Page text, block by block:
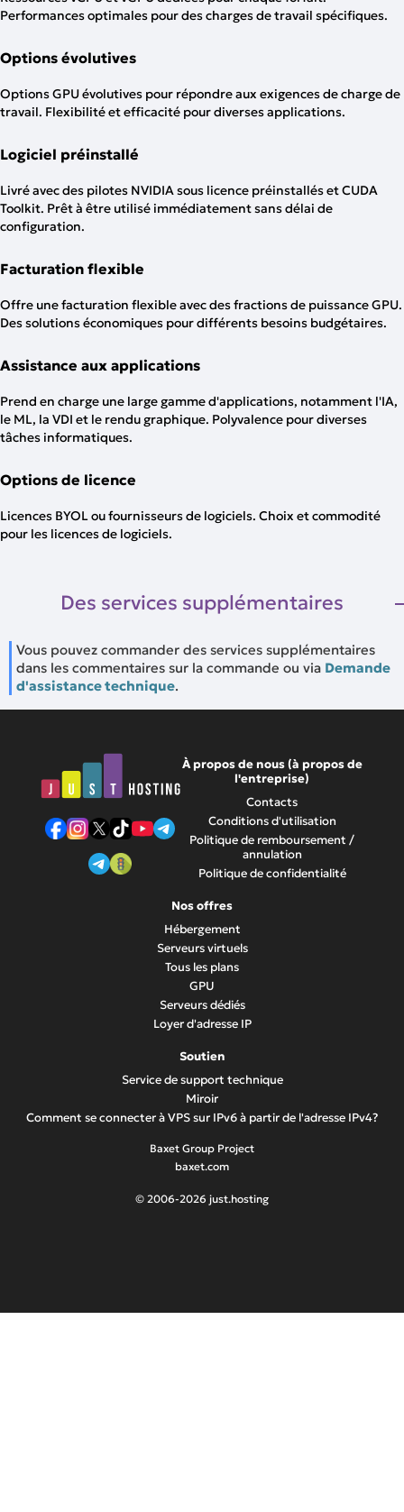
Performances optimales pour des charges de travail spécifiques.
Options évolutives
Options GPU évolutives pour répondre aux exigences de charge de
travail. Flexibilité et efficacité pour diverses applications.
Logiciel préinstallé
Livré avec des pilotes NVIDIA sous licence préinstallés et CUDA
Toolkit. Prêt à être utilisé immédiatement sans délai de
configuration.
Facturation flexible
Offre une facturation flexible avec des fractions de puissance GPU.
Des solutions économiques pour différents besoins budgétaires.
Assistance aux applications
Prend en charge une large gamme d'applications, notamment l'IA,
le ML, la VDI et le rendu graphique. Polyvalence pour diverses
tâches informatiques.
Options de licence
Licences BYOL ou fournisseurs de logiciels. Choix et commodité
pour les licences de logiciels.
Des services supplémentaires
Vous pouvez commander des services supplémentaires
dans les commentaires sur la commande ou via Demande
d'assistance technique.
À propos de nous (à propos de
l'entreprise)
Contacts
Conditions d'utilisation
Politique de remboursement /
annulation
Politique de confidentialité
Nos offres
Hébergement
Serveurs virtuels
Tous les plans
GPU
Serveurs dédiés
Loyer d'adresse IP
Soutien
Service de support technique
Miroir
Comment se connecter à VPS sur IPv6 à partir de l'adresse IPv4?
Baxet Group Project
baxet.com
© 2006-2026 just.hosting